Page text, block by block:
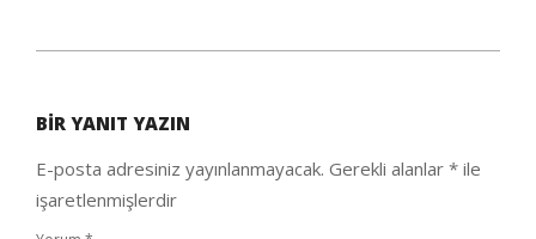
12
BIR YANIT YAZIN
E-posta adresiniz yayınlanmayacak. Gerekli alanlar * ile
işaretlenmişlerdir